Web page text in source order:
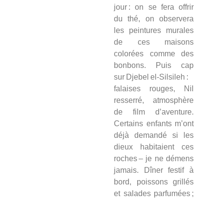
jour : on se fera offrir
du thé, on observera
les peintures murales
de ces maisons
colorées comme des
bonbons. Puis cap
sur Djebel el‑Silsileh :
falaises rouges, Nil
resserré, atmosphère
de film d’aventure.
Certains enfants m’ont
déjà demandé si les
dieux habitaient ces
roches – je ne démens
jamais. Dîner festif à
bord, poissons grillés
et salades parfumées ;